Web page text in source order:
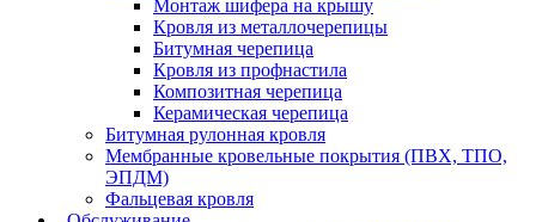
Монтаж шифера на крышу
Кровля из металлочерепицы
Битумная черепица
Кровля из профнастила
Композитная черепица
Керамическая черепица
Битумная рулонная кровля
Мембранные кровельные покрытия (ПВХ, ТПО,
ЭПДМ)
Фальцевая кровля